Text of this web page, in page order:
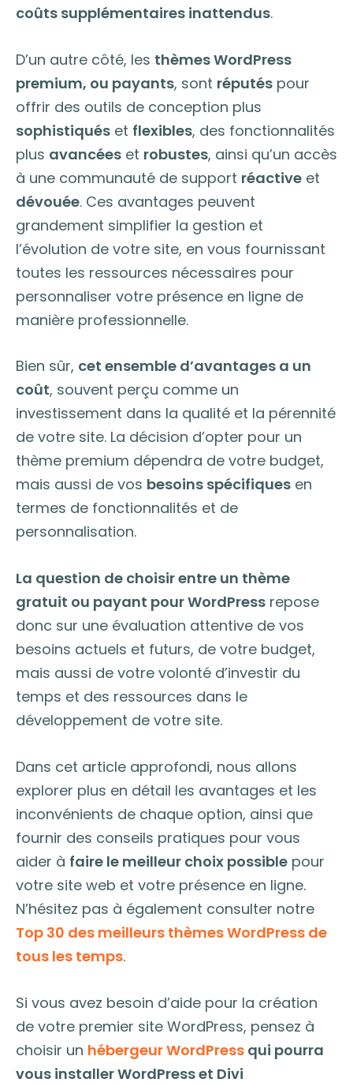
coûts supplémentaires inattendus.
D’un autre côté, les thèmes WordPress
premium, ou payants, sont réputés pour
offrir des outils de conception plus
sophistiqués et flexibles, des fonctionnalités
plus avancées et robustes, ainsi qu’un accès
à une communauté de support réactive et
dévouée. Ces avantages peuvent
grandement simplifier la gestion et
l’évolution de votre site, en vous fournissant
toutes les ressources nécessaires pour
personnaliser votre présence en ligne de
manière professionnelle.
Bien sûr, cet ensemble d’avantages a un
coût, souvent perçu comme un
investissement dans la qualité et la pérennité
de votre site. La décision d’opter pour un
thème premium dépendra de votre budget,
mais aussi de vos besoins spécifiques en
termes de fonctionnalités et de
personnalisation.
La question de choisir entre un thème
gratuit ou payant pour WordPress repose
donc sur une évaluation attentive de vos
besoins actuels et futurs, de votre budget,
mais aussi de votre volonté d’investir du
temps et des ressources dans le
développement de votre site.
Dans cet article approfondi, nous allons
explorer plus en détail les avantages et les
inconvénients de chaque option, ainsi que
fournir des conseils pratiques pour vous
aider à faire le meilleur choix possible pour
votre site web et votre présence en ligne.
N’hésitez pas à également consulter notre
Top 30 des meilleurs thèmes WordPress de
tous les temps.
Si vous avez besoin d’aide pour la création
de votre premier site WordPress, pensez à
choisir un hébergeur WordPress qui pourra
vous installer WordPress et Divi